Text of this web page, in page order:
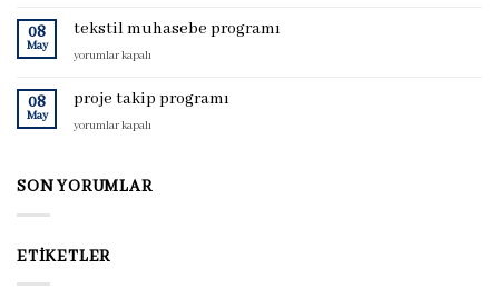
arşiv
programı
08
May
tekstil muhasebe programı
tekstil
programı
yorumlar kapalı
08
May
proje takip programı
proje
için
yorumlar kapalı
SON YORUMLAR
ETIKETLER